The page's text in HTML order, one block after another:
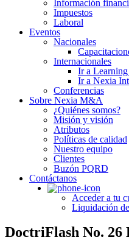
Información
Impuestos
Laboral
Eventos
Nacionales
Internacionales
Ir a
Ir a Nexia
Conferencias
Sobre Nexia M&A
¿Quiénes somos?
Misión y visión
Atributos
Políticas de calidad
Nuestro equipo
Clientes
Buzón PQRD
Contáctanos
Acceder a tu
Liquidación
DoctriFlash No. 26